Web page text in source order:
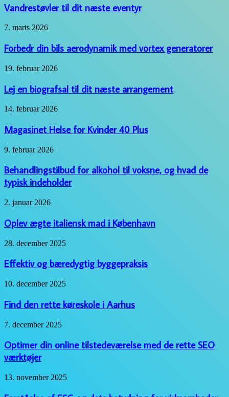
dit
næste
eventyr
Vandrestøvler til dit næste eventyr
Forbedr
bils
aerodynamik
med
vortex
7. marts 2026
Forbedr din bils aerodynamik med vortex generatorer
Lej
biografsal
til
dit
næste
19. februar 2026
Lej en biografsal til dit næste arrangement
Magasinet
for
Kvinder
40
Plus
14. februar 2026
Magasinet Helse for Kvinder 40 Plus
Behandlingstilbud
alkohol
til
voksne,
hvad
typisk
9. februar 2026
Behandlingstilbud for alkohol til voksne, og hvad de
typisk indeholder
Oplev
italiensk
mad
i
København
2. januar 2026
Oplev ægte italiensk mad i København
Effektiv
bæredygtig
byggepraksis
28. december 2025
Effektiv og bæredygtig byggepraksis
Find
rette
køreskole
i
Aarhus
10. december 2025
Find den rette køreskole i Aarhus
Optimer
online
tilstedeværelse
med
rette
7. december 2025
Optimer din online tilstedeværelse med de rette SEO
værktøjer
Forståelse
ESG
13. november 2025